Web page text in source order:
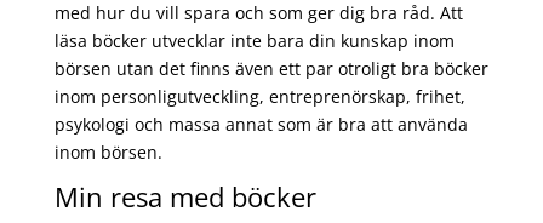
med hur du vill spara och som ger dig bra råd. Att
läsa böcker utvecklar inte bara din kunskap inom
börsen utan det finns även ett par otroligt bra böcker
inom personligutveckling, entreprenörskap, frihet,
psykologi och massa annat som är bra att använda
inom börsen.
Min resa med böcker